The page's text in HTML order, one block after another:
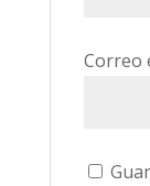
Correo